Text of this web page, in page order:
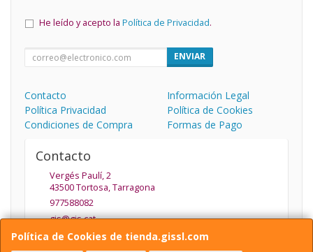
Política de Cookies de tienda.gissl.com
He leído y acepto la Política de Privacidad.
ENVIAR
Contacto
Información Legal
Política Privacidad
Política de Cookies
Condiciones de Compra
Formas de Pago
Contacto
Vergés Paulí, 2
43500Tortosa,Tarragona
977588082
gis@gis.cat